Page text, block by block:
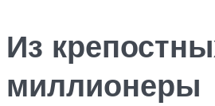
Из
миллионеры